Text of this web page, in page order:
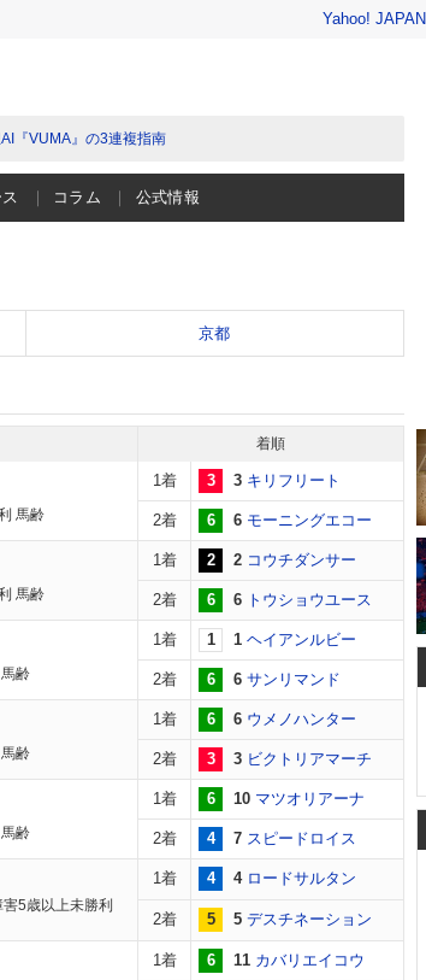
Yahoo! JAPAN
AI『VUMA』の3連複指南
コラム 公式情報
京都
着順
馬齢
1着 3 3 キリフリート
2着 6 6 モーニングエコー
馬齢
1着 2 2 コウチダンサー
2着 6 6 トウショウユース
齢
1着 1 1 ヘイアンルビー
2着 6 6 サンリマンド
齢
1着 6 6 ウメノハンター
2着 3 3 ビクトリアマーチ
齢
1着 6 10 マツオリアーナ
2着 4 7 スピードロイス
5歳以上未勝利
1着 4 4 ロードサルタン
2着 5 5 デスチネーション
1着 6 11 カバリエイコウ